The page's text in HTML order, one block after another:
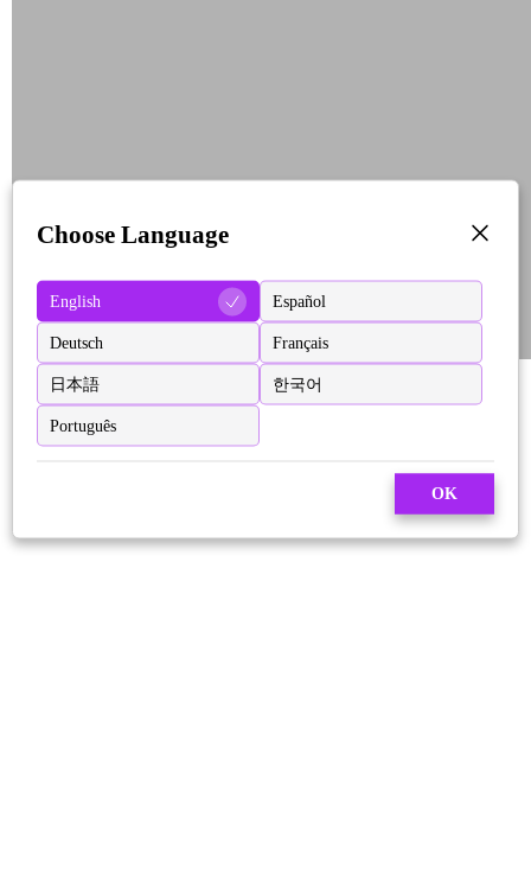
Choose Language
English Español
Deutsch Français
日本語 한국어
Português
OK